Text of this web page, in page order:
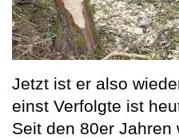
Jetzt ist er also
einst Verfolgte ist
Seit den 80er Jahren